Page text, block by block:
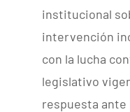
institucional
intervención
con la lucha
legislativo
respuesta